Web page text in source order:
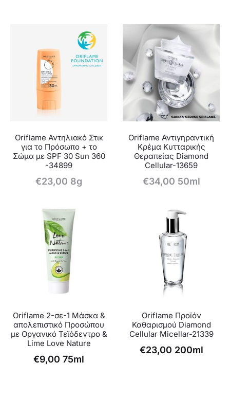
Oriflame Αντηλιακό Στικ
για το Πρόσωπο + το
Σώμα με SPF 30 Sun 360
-34899
€23,00 8g
Oriflame Αντιγηραντική
Κρέμα Κυτταρικής
Θεραπείας Diamond
Cellular-13659
€34,00 50ml
Oriflame 2-σε-1 Μάσκα &
απολεπιστικό Προσώπου
με Οργανικό Τεϊόδεντρο &
Lime Love Nature
€9,00 75ml
Oriflame Προϊόν
Καθαρισμού Diamond
Cellular Micellar-21339
€23,00 200ml